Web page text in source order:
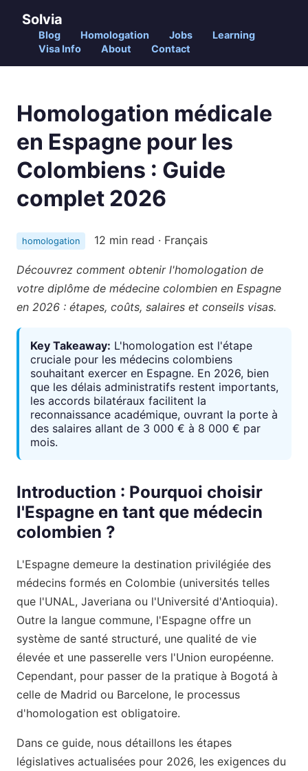
Solvia
Blog Homologation Jobs
Learning
Visa Info
About Contact
Homologation médicale
en Espagne pour les
Colombiens : Guide
complet 2026
homologation 12 min read · Français
Découvrez comment obtenir l'homologation de
votre diplôme de médecine colombien en Espagne
en 2026 : étapes, coûts, salaires et conseils visas.
Key Takeaway: L'homologation est l'étape
cruciale pour les médecins colombiens
souhaitant exercer en Espagne. En 2026, bien
que les délais administratifs restent importants,
les accords bilatéraux facilitent la
reconnaissance académique, ouvrant la porte à
des salaires allant de 3 000 € à 8 000 € par
mois.
Introduction : Pourquoi choisir
l'Espagne en tant que médecin
colombien ?
L'Espagne demeure la destination privilégiée des
médecins formés en Colombie (universités telles
que l'UNAL, Javeriana ou l'Université d'Antioquia).
Outre la langue commune, l'Espagne offre un
système de santé structuré, une qualité de vie
élevée et une passerelle vers l'Union européenne.
Cependant, pour passer de la pratique à Bogotá à
celle de Madrid ou Barcelone, le processus
d'homologation est obligatoire.
Dans ce guide, nous détaillons les étapes
législatives actualisées pour 2026, les exigences du